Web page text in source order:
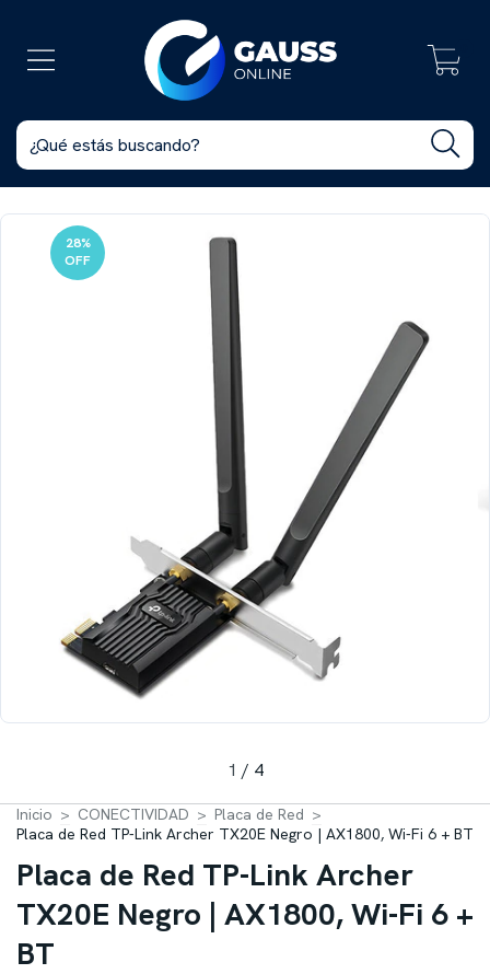
28%
OFF
1 / 4
Inicio > CONECTIVIDAD > Placa de Red >
Placa de Red TP-Link Archer TX20E Negro | AX1800, Wi-Fi 6 + BT
Placa de Red TP-Link Archer
TX20E Negro | AX1800, Wi-Fi 6 +
BT